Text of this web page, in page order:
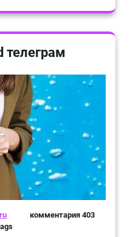
телеграм
комментария 403